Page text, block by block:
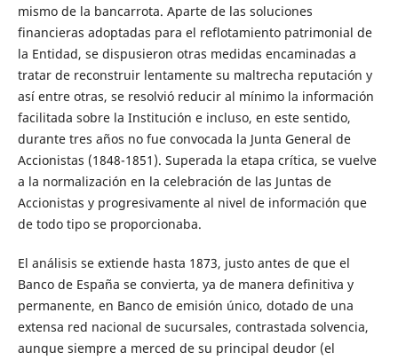
mismo de la bancarrota. Aparte de las soluciones
financieras adoptadas para el reflotamiento patrimonial de
la Entidad, se dispusieron otras medidas encaminadas a
tratar de reconstruir lentamente su maltrecha reputación y
así entre otras, se resolvió reducir al mínimo la información
facilitada sobre la Institución e incluso, en este sentido,
durante tres años no fue convocada la Junta General de
Accionistas (1848-1851). Superada la etapa crítica, se vuelve
a la normalización en la celebración de las Juntas de
Accionistas y progresivamente al nivel de información que
de todo tipo se proporcionaba.
El análisis se extiende hasta 1873, justo antes de que el
Banco de España se convierta, ya de manera definitiva y
permanente, en Banco de emisión único, dotado de una
extensa red nacional de sucursales, contrastada solvencia,
aunque siempre a merced de su principal deudor (el